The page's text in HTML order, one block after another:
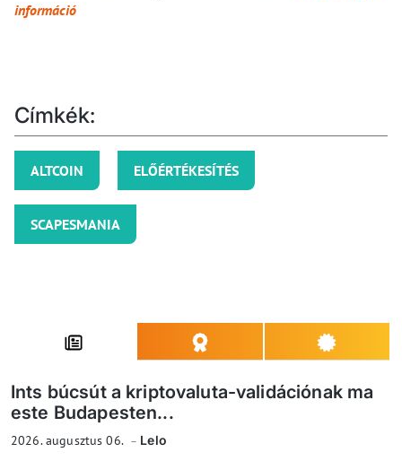
információ
Címkék:
ALTCOIN ELŐÉRTÉKESÍTÉS
SCAPESMANIA
Ints búcsút a kriptovaluta-validációnak ma
este Budapesten...
2026. augusztus 06. Lelo